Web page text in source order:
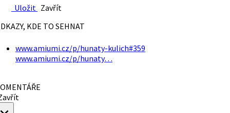
Uložit Zavřít
KDE TO SEHNAT
www.amiumi.cz/p/hunaty-kulich#359
www.amiumi.cz/p/hunaty…